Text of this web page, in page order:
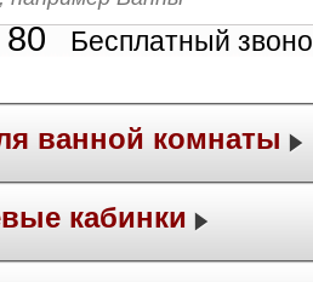
Бесплатный
ванной комнаты
кабинки